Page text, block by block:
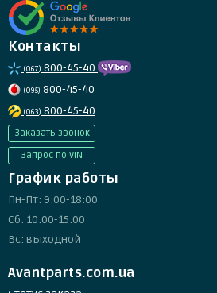
Контакты
(067) 800-45-40
(095) 800-45-40
(063) 800-45-40
Заказать звонок
Запрос по VIN
График работы
Пн-Пт: 9:00-18:00
Сб: 10:00-15:00
Вс: выходной
Avantparts.com.ua